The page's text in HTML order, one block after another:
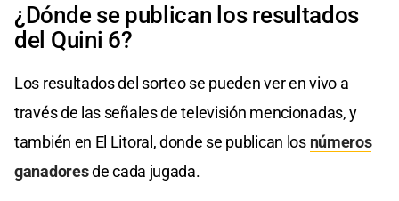
¿Dónde se publican los resultados
del Quini 6?
Los resultados del sorteo se pueden ver en vivo a
través de las señales de televisión mencionadas, y
también en El Litoral, donde se publican los números
ganadoresde cada jugada.